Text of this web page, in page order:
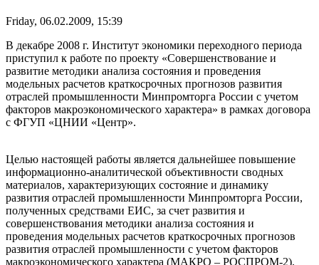
Friday, 06.02.2009, 15:39
В декабре 2008 г. Институт экономики переходного периода
приступил к работе по проекту «Совершенствование и
развитие методики анализа состояния и проведения
модельных расчетов краткосрочных прогнозов развития
отраслей промышленности Минпромторга России с учетом
факторов макроэкономического характера» в рамках договора
с ФГУП «ЦНИИ «Центр».
Целью настоящей работы является дальнейшее повышение
информационно-аналитической объективности сводных
материалов, характеризующих состояние и динамику
развития отраслей промышленности Минпромторга России,
полученных средствами ЕИС, за счет развития и
совершенствования методики анализа состояния и
проведения модельных расчетов краткосрочных прогнозов
развития отраслей промышленности с учетом факторов
макроэкономического характера (МАКРО – РОСПРОМ-2).